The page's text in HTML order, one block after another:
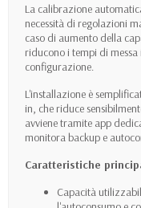
La calibrazione
necessità di regolazioni
caso di aumento della
riducono i tempi di
configurazione.
L'installazione è
in, che riduce
avviene tramite app
monitora backup e
Caratteristiche
Capacità